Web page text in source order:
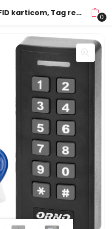
Orno Tastatura sa RFID karticom, Tag reader, unutarnja jednica – OR-ZS-820 0